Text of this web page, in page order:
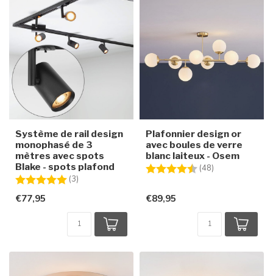
Système de rail design
monophasé de 3
mètres avec spots
Blake - spots plafond
Note:
(3)
€77,95
Plafonnier design or
avec boules de verre
blanc laiteux - Osem
Note:
(48)
€89,95